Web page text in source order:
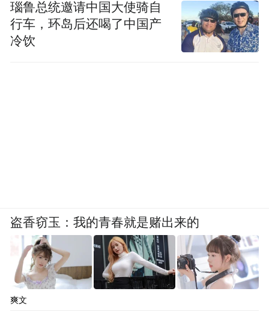
瑙鲁总统邀请中国大使骑自
行车，环岛后还喝了中国产
冷饮
盗香窃玉：我的青春就是赌出来的
爽文